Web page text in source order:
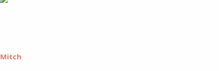
Mitch